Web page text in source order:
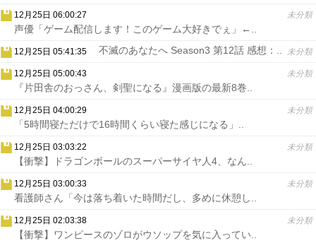
12月25日 06:00:27 未分類
声優「ゲーム配信します！このゲーム大好きでぇ」←..
12月25日 05:41:35 未分類
不滅のあなたへ Season3 第12話 感想：..
12月25日 05:00:43 未分類
『片田舎のおっさん、剣聖になる』漫画版の最新8巻..
12月25日 04:00:29 未分類
「5時間寝ただけで16時間くらい寝た感じになる」..
12月25日 03:03:22 未分類
【衝撃】ドラゴンボールのスーパーサイヤ人4、なん..
12月25日 03:00:33 未分類
看護師さん「今は落ち着いた時間だし、多めに休憩し..
12月25日 02:03:38 未分類
【衝撃】ワンピースのゾロがウソップを気に入ってい..